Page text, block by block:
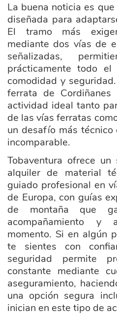
La buena noticia es
diseñada para
El tramo más
mediante dos vías de
señalizadas,
prácticamente todo
comodidad y
ferrata de
actividad ideal tanto
de las vías ferratas
un desafío más
incomparable.
Tobaventura ofrece
alquiler de material
guiado profesional en
de Europa, con guías
de montaña que
acompañamiento y
momento. Si en algún
te sientes con
seguridad permite
constante mediante
aseguramiento,
una opción segura
inician en este tipo de